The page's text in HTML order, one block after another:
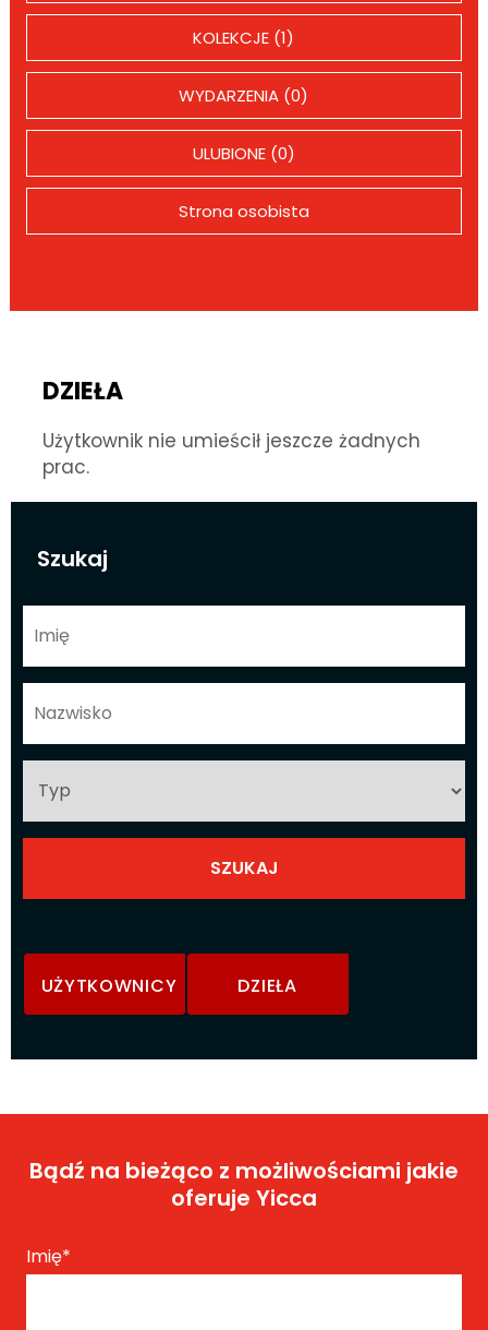
Szukaj
UŻYTKOWNICY DZIEŁA
KOLEKCJE (1)
WYDARZENIA (0)
ULUBIONE (0)
Strona osobista
DZIEŁA
Użytkownik nie umieścił jeszcze żadnych
prac.
Bądź na bieżąco z możliwościami jakie
oferuje Yicca
Imię*